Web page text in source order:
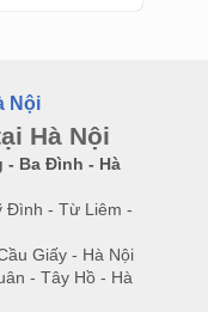
Nội
Hà Nội
- Ba Đình - Hà
Đình - Từ Liêm -
Giấy - Hà Nội
- Tây Hồ - Hà